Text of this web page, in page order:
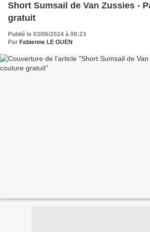
Short Sumsail de Van Zussies -
gratuit
Publié le 03/06/2024 à 08:23
Par Fabienne LE GUEN